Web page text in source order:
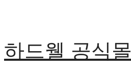
하드웰 공식몰